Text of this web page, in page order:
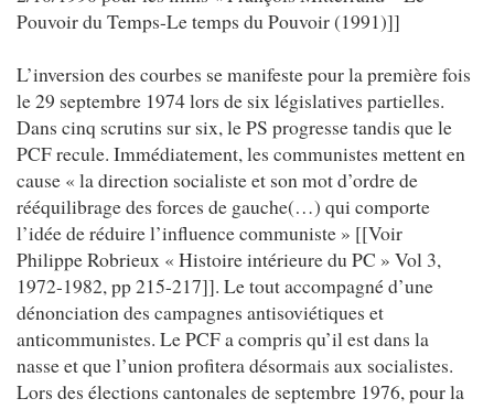
Pouvoir du Temps-Le temps du Pouvoir (1991)]]
L’inversion des courbes se manifeste pour la première fois
le 29 septembre 1974 lors de six législatives partielles.
Dans cinq scrutins sur six, le PS progresse tandis que le
PCF recule. Immédiatement, les communistes mettent en
cause « la direction socialiste et son mot d’ordre de
rééquilibrage des forces de gauche(…) qui comporte
l’idée de réduire l’influence communiste » [[Voir
Philippe Robrieux « Histoire intérieure du PC » Vol 3,
1972-1982, pp 215-217]]. Le tout accompagné d’une
dénonciation des campagnes antisoviétiques et
anticommunistes. Le PCF a compris qu’il est dans la
nasse et que l’union profitera désormais aux socialistes.
Lors des élections cantonales de septembre 1976, pour la